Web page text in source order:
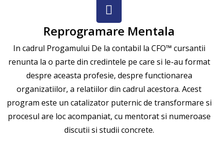
Reprogramare Mentala
In cadrul Progamului De la contabil la CFO™ cursantii
renunta la o parte din credintele pe care si le-au format
despre aceasta profesie, despre functionarea
organizatiilor, a relatiilor din cadrul acestora. Acest
program este un catalizator puternic de transformare si
procesul are loc acompaniat, cu mentorat si numeroase
discutii si studii concrete.